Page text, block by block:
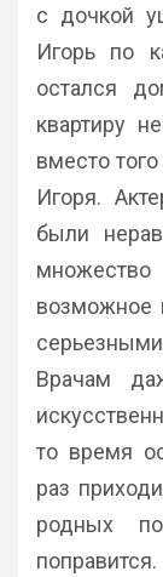
с дочкой
Игорь по
остался
квартиру
вместо
Игоря.
были
возможное
Врачам
то время
раз
родных